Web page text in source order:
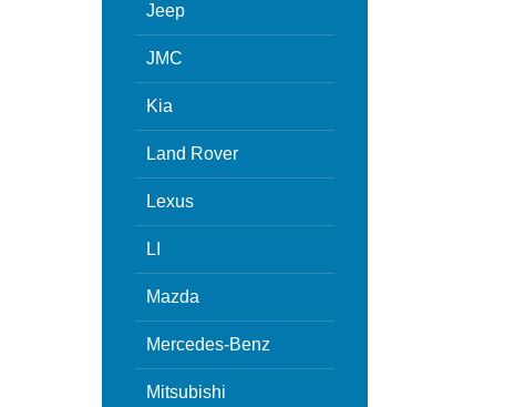
Jeep
JMC
Kia
Land Rover
Lexus
LI
Mazda
Mercedes-Benz
Mitsubishi